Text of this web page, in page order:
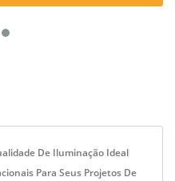
De Iluminação Ideal
Para Seus Projetos De